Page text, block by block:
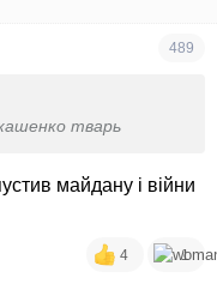
489
тварь
майдану і війни
4 1